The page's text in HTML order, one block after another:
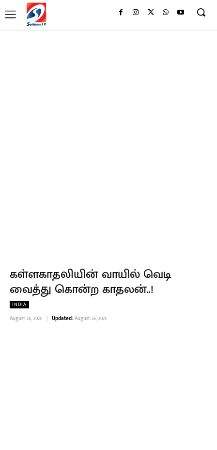
கள்ளகாதலியின் வாயில் வெடி
வைத்து கொன்ற காதலன்..!
INDIA
August 26, 2025 Updated: August 26, 2025